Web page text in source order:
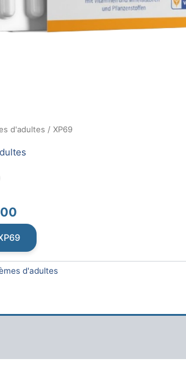
d'adultes / XP69
price
€36.00.
d'adultes